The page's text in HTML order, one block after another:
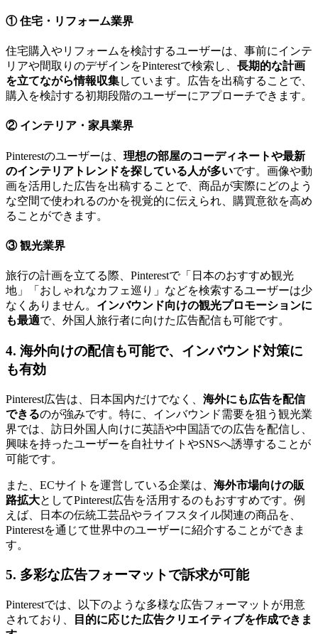
① 住宅・リフォーム業界
住宅購入やリフォームを検討するユーザーは、事前にインテ
リアや間取りのデザインをPinterestで検索し、 長期的な計画
を立てながら情報収集しています。広告を出稿することで、
購入を検討する初期段階のユーザーにアプローチできます。
② インテリア・家具業界
Pinterestのユーザーは、 理想の部屋のコーディネートや最新
のインテリアトレンドを探している人が多いです。画像や動
画を活用した広告を出稿することで、商品が実際にどのよう
な空間で使われるのかを視覚的に伝えられ、購買意欲を高め
ることができます。
③ 観光業界
旅行の計画を立てる際、Pinterestで「日本のおすすめ観光
地」「おしゃれなカフェ巡り」などを検索するユーザーは少
なくありません。 インバウンド向けの観光プロモーションに
も最適で、外国人旅行者に向けた広告配信も可能です。
4. 海外向けの配信も可能で、インバウンド対策に
も有効
Pinterest広告は、日本国内だけでなく、 海外にも広告を配信
できるのが強みです。特に、インバウンド需要を狙う観光業
界では、訪日外国人向けに英語や中国語での広告を配信し、
興味を持ったユーザーを自社サイトやSNSへ誘導することが
可能です。
また、ECサイトを運営している企業は、 海外市場向けの販
路拡大としてPinterest広告を活用するのもおすすめです。例
えば、日本の伝統工芸品やライフスタイル関連の商品を、
Pinterestを通じて世界中のユーザーに紹介することができま
す。
5. 多彩な広告フォーマットで訴求が可能
Pinterestでは、以下のような多様な広告フォーマットが用意
されており、
目的に応じた広告クリエイティブを作成できま